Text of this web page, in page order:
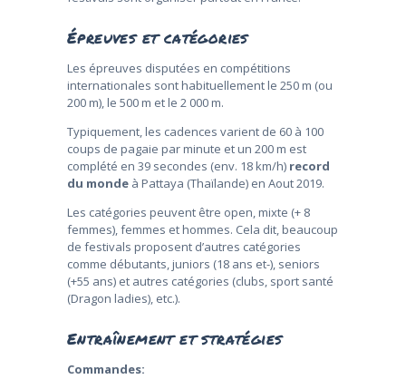
Épreuves et catégories
Les épreuves disputées en compétitions
internationales sont habituellement le 250 m (ou
200 m), le 500 m et le 2 000 m.
Typiquement, les cadences varient de 60 à 100
coups de pagaie par minute et un 200 m est
complété en 39 secondes (env. 18 km/h) record
du monde à Pattaya (Thaïlande) en Aout 2019.
Les catégories peuvent être open, mixte (+ 8
femmes), femmes et hommes. Cela dit, beaucoup
de festivals proposent d’autres catégories
comme débutants, juniors (18 ans et-), seniors
(+55 ans) et autres catégories (clubs, sport santé
(Dragon ladies), etc.).
Entraînement et stratégies
Commandes: